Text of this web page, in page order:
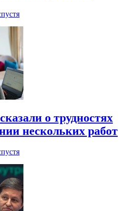
о трудностях
нескольких работ